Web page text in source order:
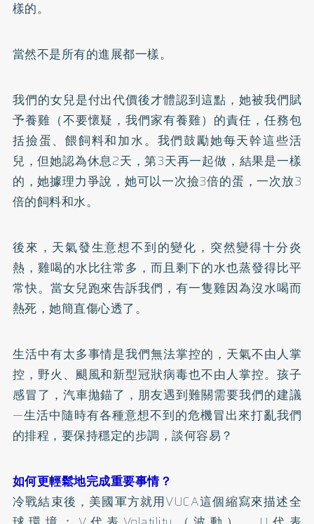
樣的。
當然不是所有的進展都一樣。
我們的女兒是付出代價後才體認到這點，她被我們賦
予養雞（不要懷疑，我們家有養雞）的責任，任務包
括撿蛋、餵飼料和加水。我們鼓勵她每天幹這些活
兒，但她認為休息2天，第3天再一起做，結果是一樣
的，她據理力爭說，她可以一次撿3倍的蛋，一次放3
倍的飼料和水。
後來，天氣發生意想不到的變化，突然變得十分炎
熱，雞喝的水比往常多，而且剩下的水也蒸發得比平
常快。當女兒跑來告訴我們，有一隻雞因為沒水喝而
熱死，她簡直傷心透了。
生活中有太多事情是我們無法掌控的，天氣不由人掌
控，野火、颶風和新型冠狀病毒也不由人掌控。孩子
感冒了，汽車拋錨了，朋友遇到難關需要我們的建議
—生活中隨時有各種意想不到的危機冒出來打亂我們
的排程，要保持穩定的步調，談何容易？
如何更輕鬆地完成重要事情？
冷戰結束後，美國軍方就用VUCA這個縮寫來描述全